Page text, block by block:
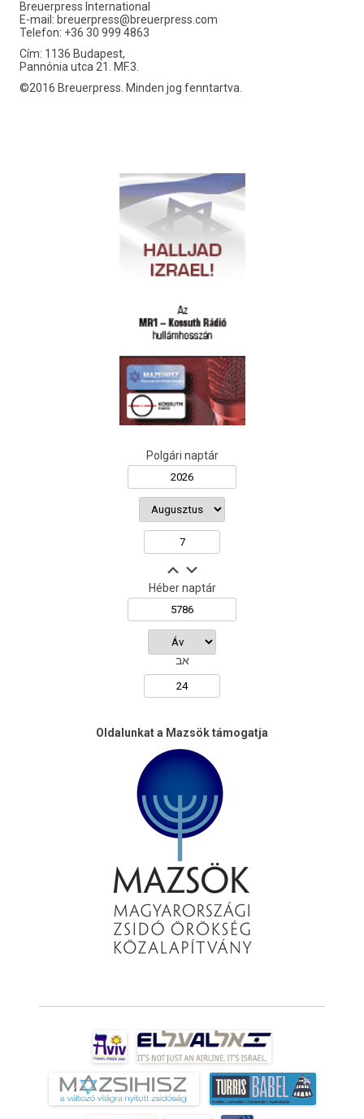
Breuerpress International
E-mail: breuerpress@breuerpress.com
Telefon: +36 30 999 4863
Cím: 1136 Budapest,
Pannónia utca 21. MF.3.
©2016 Breuerpress. Minden jog fenntartva.
Polgári naptár
Héber naptár
אב
Oldalunkat a Mazsök támogatja